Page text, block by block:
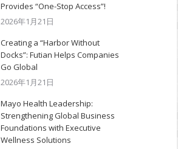
Provides “One-Stop Access”!
2026年1月21日
Creating a “Harbor Without
Docks”: Futian Helps Companies
Go Global
2026年1月21日
Mayo Health Leadership:
Strengthening Global Business
Foundations with Executive
Wellness Solutions